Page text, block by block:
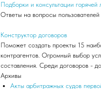
Подборки и консультации горячей
Ответы на вопросы
Конструктор договоров
Поможет создать проекты 15
контрагентов. Огромный выбор
составления. Среди договоров -
Архивы
Акты арбитражных судов